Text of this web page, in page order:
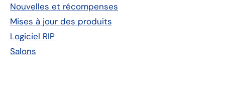
Nouvelles et récompenses
Mises à jour des produits
Logiciel RIP
Salons